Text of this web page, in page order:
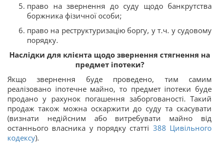
право на звернення до суду щодо банкрутства
боржника фізичної особи;
право на реструктуризацію боргу, у т.ч. у судовому
порядку.
Наслідки для клієнта щодо звернення стягнення на
предмет іпотеки?
Якщо звернення буде проведено, тим самим
реалізовано іпотечне майно, то предмет іпотеки буде
продано у рахунок погашення заборгованості. Такий
продаж також можна оскаржити до суду та скасувати
(визнати недійсним або витребувати майно від
останнього власника у порядку статті 388 Цивільного
кодексу).